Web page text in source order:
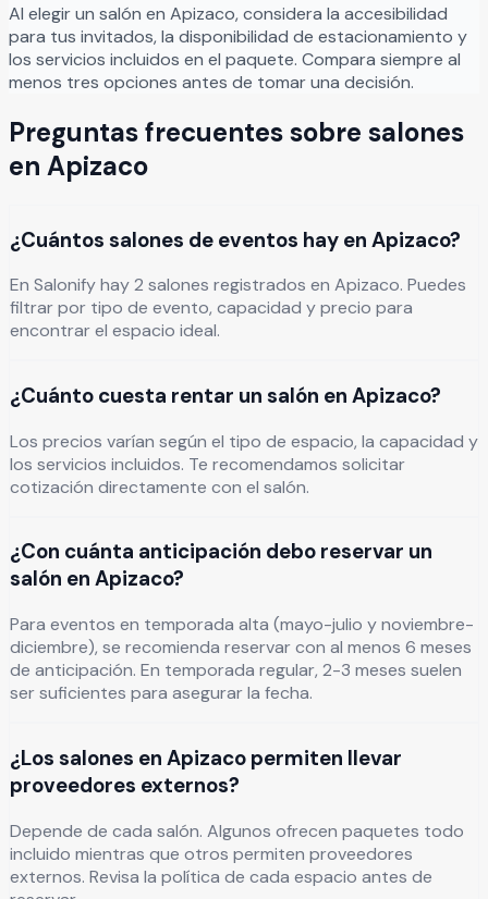
Al elegir un salón en Apizaco, considera la accesibilidad
para tus invitados, la disponibilidad de estacionamiento y
los servicios incluidos en el paquete. Compara siempre al
menos tres opciones antes de tomar una decisión.
Preguntas frecuentes sobre salones
en Apizaco
¿Cuántos salones de eventos hay en Apizaco?
En Salonify hay 2 salones registrados en Apizaco. Puedes
filtrar por tipo de evento, capacidad y precio para
encontrar el espacio ideal.
¿Cuánto cuesta rentar un salón en Apizaco?
Los precios varían según el tipo de espacio, la capacidad y
los servicios incluidos. Te recomendamos solicitar
cotización directamente con el salón.
¿Con cuánta anticipación debo reservar un
salón en Apizaco?
Para eventos en temporada alta (mayo-julio y noviembre-
diciembre), se recomienda reservar con al menos 6 meses
de anticipación. En temporada regular, 2-3 meses suelen
ser suficientes para asegurar la fecha.
¿Los salones en Apizaco permiten llevar
proveedores externos?
Depende de cada salón. Algunos ofrecen paquetes todo
incluido mientras que otros permiten proveedores
externos. Revisa la política de cada espacio antes de